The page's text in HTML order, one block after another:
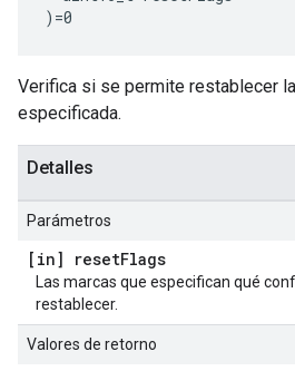
)=0
Verifica si se permite restablecer
especificada.
Detalles
Parámetros
[in] resetFlags
Las marcas que especifican qué
restablecer.
Valores de retorno